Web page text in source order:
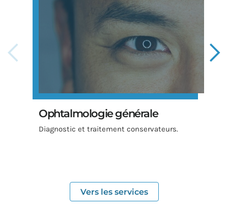
Ophtalmologie générale
Diagnostic et traitement conservateurs.
Vers les services